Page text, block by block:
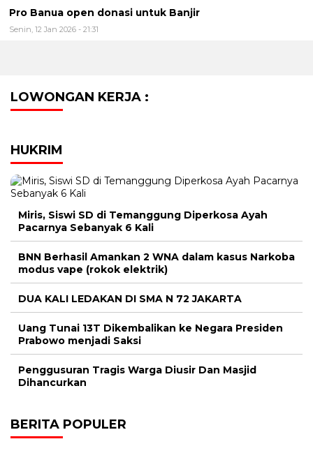
Pro Banua open donasi untuk Banjir
LOWONGAN KERJA :
HUKRIM
Miris, Siswi SD di Temanggung Diperkosa Ayah
Pacarnya Sebanyak 6 Kali
BNN Berhasil Amankan 2 WNA dalam kasus Narkoba
modus vape (rokok elektrik)
DUA KALI LEDAKAN DI SMA N 72 JAKARTA
Uang Tunai 13T Dikembalikan ke Negara Presiden
Prabowo menjadi Saksi
Penggusuran Tragis Warga Diusir Dan Masjid
Dihancurkan
BERITA POPULER